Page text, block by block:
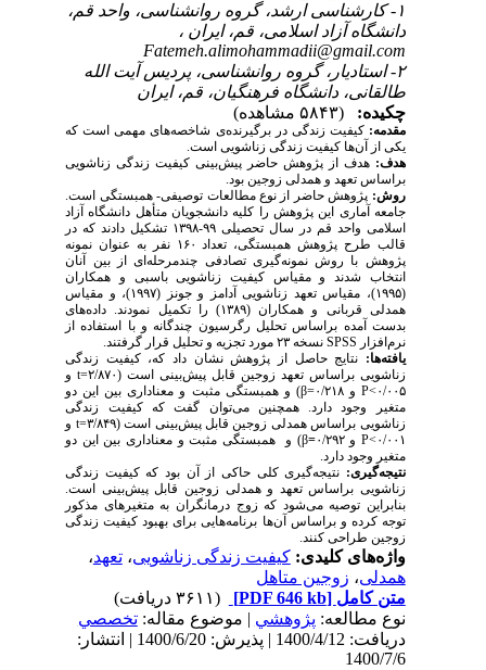
۱- کارشناسی ارشد، گروه روانشناسی، واحد قم،
دانشگاه آزاد اسلامی، قم، ایران ،
Fatemeh.alimohammadii@gmail.com
۲- استادیار، گروه روانشناسی، پردیس آیت الله
طالقانی، دانشگاه فرهنگیان، قم، ایران
چکیده:
مقدمه:کیفیت زندگی در برگیرنده‌ی شاخصه‌های مهمی است که
یکی از آن‌ها کیفیت زندگی زناشویی است.
هدف:هدف از پژوهش حاضر پیش‌بینی کیفیت زندگی زناشویی
براساس تعهد و همدلی زوجین بود.
روش: پژوهش حاضر از نوع مطالعات توصیفی- همبستگی است.
جامعه آماری این پژوهش را کلیه دانشجویان متأهل دانشگاه آزاد
اسلامی واحد قم در سال تحصیلی ۹۹-۱۳۹۸ تشکیل دادند که در
قالب طرح پژوهش همبستگی، تعداد ۱۶۰ نفر به عنوان نمونه
پژوهش با روش نمونه‌گیری تصادفی چندمرحله‌ای از بین آنان
انتخاب شدند و مقیاس کیفیت زناشویی باسبی و همکاران
(۱۹۹۵)، مقیاس تعهد زناشویی آدامز و جونز (۱۹۹۷)، و مقیاس
همدلی قربانی و همکاران (۱۳۸۹) را تکمیل نمودند. داده‌های
بدست آمده براساس تحلیل رگرسیون چندگانه و با استفاده از
نرم‌افزار SPSS نسخه ۲۳ مورد تجزیه و تحلیل قرار گرفتند.
یافتهها:نتایج حاصل از پژوهش نشان داد که، کیفیت زندگی
زناشویی براساس تعهد زوجین قابل پیش‌بینی است (۲/۸۷۰=
tو
۰/۰۰۵<
Pو ۰/۲۱۸= β) و همبستگی مثبت و معناداری بین این دو
متغیر وجود دارد. همچنین می‌توان گفت که کیفیت زندگی
زناشویی براساس همدلی زوجین قابل پیش‌بینی است (۳/۸۴۹=
tو
۰/۰۰۱> Pو ۰/۲۹۲ =
β) و همبستگی مثبت و معناداری بین این دو
متغیر وجود دارد.
نتیجهگیری:نتیجه‌گیری کلی حاکی از آن بود که کیفیت زندگی
زناشویی براساس تعهد و همدلی زوجین قابل پیش‌بینی است.
بنابراین توصیه می‌شود که زوج درمانگران به متغیرهای مذکور
توجه کرده و براساس آن‌ها برنامه‌هایی برای بهبود کیفیت زندگی
زوجین طراحی کنند.
واژه‌های کلیدی:کیفیت زندگی زناشویی،تعهد،
همدلی،زوجین متاهل
متن کامل[PDF 646 kb]
نوع مطالعه:پژوهشي| موضوع مقاله:تخصصي
دریافت: 1400/4/12 | پذیرش: 1400/6/20 | انتشار:
1400/7/6